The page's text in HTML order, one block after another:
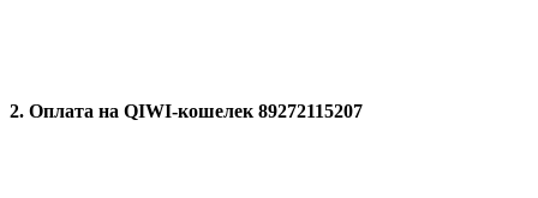
2. Оплата на QIWI-кошелек 89272115207